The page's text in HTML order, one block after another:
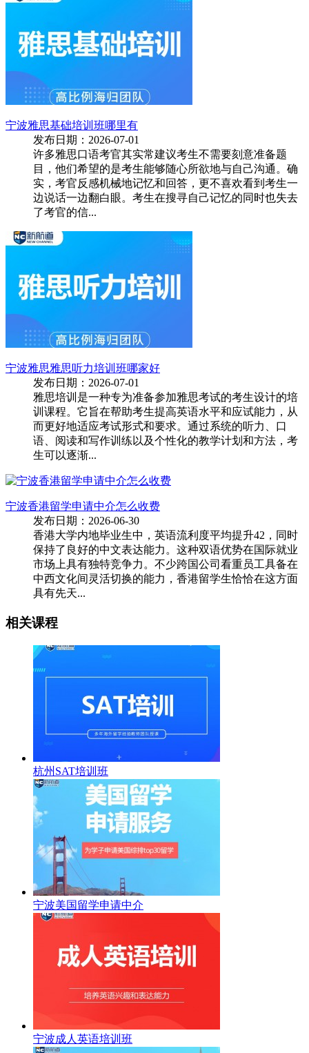
宁波雅思基础培训班哪里有
发布日期：2026-07-01
许多雅思口语考官其实常建议考生不需要刻意准备题
目，他们希望的是考生能够随心所欲地与自己沟通。确
实，考官反感机械地记忆和回答，更不喜欢看到考生一
边说话一边翻白眼。考生在搜寻自己记忆的同时也失去
了考官的信...
宁波雅思雅思听力培训班哪家好
发布日期：2026-07-01
雅思培训是一种专为准备参加雅思考试的考生设计的培
训课程。它旨在帮助考生提高英语水平和应试能力，从
而更好地适应考试形式和要求。通过系统的听力、口
语、阅读和写作训练以及个性化的教学计划和方法，考
生可以逐渐...
宁波香港留学申请中介怎么收费
发布日期：2026-06-30
香港大学内地毕业生中，英语流利度平均提升42，同时
保持了良好的中文表达能力。这种双语优势在国际就业
市场上具有独特竞争力。不少跨国公司看重员工具备在
中西文化间灵活切换的能力，香港留学生恰恰在这方面
具有先天...
相关课程
杭州SAT培训班
宁波美国留学申请中介
宁波成人英语培训班